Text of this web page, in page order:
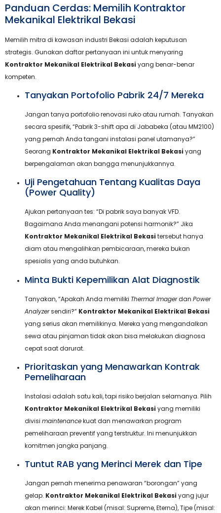
Panduan Cerdas: Memilih Kontraktor
Mekanikal Elektrikal Bekasi
Memilih mitra di kawasan industri Bekasi adalah keputusan
strategis. Gunakan daftar pertanyaan ini untuk menyaring
Kontraktor Mekanikal Elektrikal Bekasi yang benar-benar
kompeten.
Tanyakan Portofolio Pabrik 24/7 Mereka
Jangan tanya portofolio renovasi ruko atau rumah. Tanyakan
secara spesifik, “Pabrik 3-shift apa di Jababeka (atau MM2100)
yang pernah Anda tangani instalasi panel utamanya?”
Seorang Kontraktor Mekanikal Elektrikal Bekasi yang
berpengalaman akan bangga menunjukkannya.
Uji Pengetahuan Tentang Kualitas Daya
(Power Quality)
Ajukan pertanyaan tes: “Di pabrik saya banyak VFD.
Bagaimana Anda menangani potensi harmonik?” Jika
Kontraktor Mekanikal Elektrikal Bekasi tersebut hanya
diam atau mengalihkan pembicaraan, mereka bukan
spesialis yang anda butuhkan.
Minta Bukti Kepemilikan Alat Diagnostik
Tanyakan, “Apakah Anda memiliki Thermal Imagerdan Power
Analyzersendiri?” Kontraktor Mekanikal Elektrikal Bekasi
yang serius akan memilikinya. Mereka yang mengandalkan
sewa atau pinjaman tidak akan bisa melakukan diagnosa
cepat saat darurat.
Prioritaskan yang Menawarkan Kontrak
Pemeliharaan
Instalasi adalah satu kali, tapi risiko berjalan selamanya. Pilih
Kontraktor Mekanikal Elektrikal Bekasi yang memiliki
divisi maintenancekuat dan menawarkan program
pemeliharaan preventif yang terstruktur. Ini menunjukkan
komitmen jangka panjang.
Tuntut RAB yang Merinci Merek dan Tipe
Jangan pernah menerima penawaran “borongan” yang
gelap. Kontraktor Mekanikal Elektrikal Bekasi yang jujur
akan merinci: Merek Kabel (misal: Supreme, Eterna), Tipe (misal: